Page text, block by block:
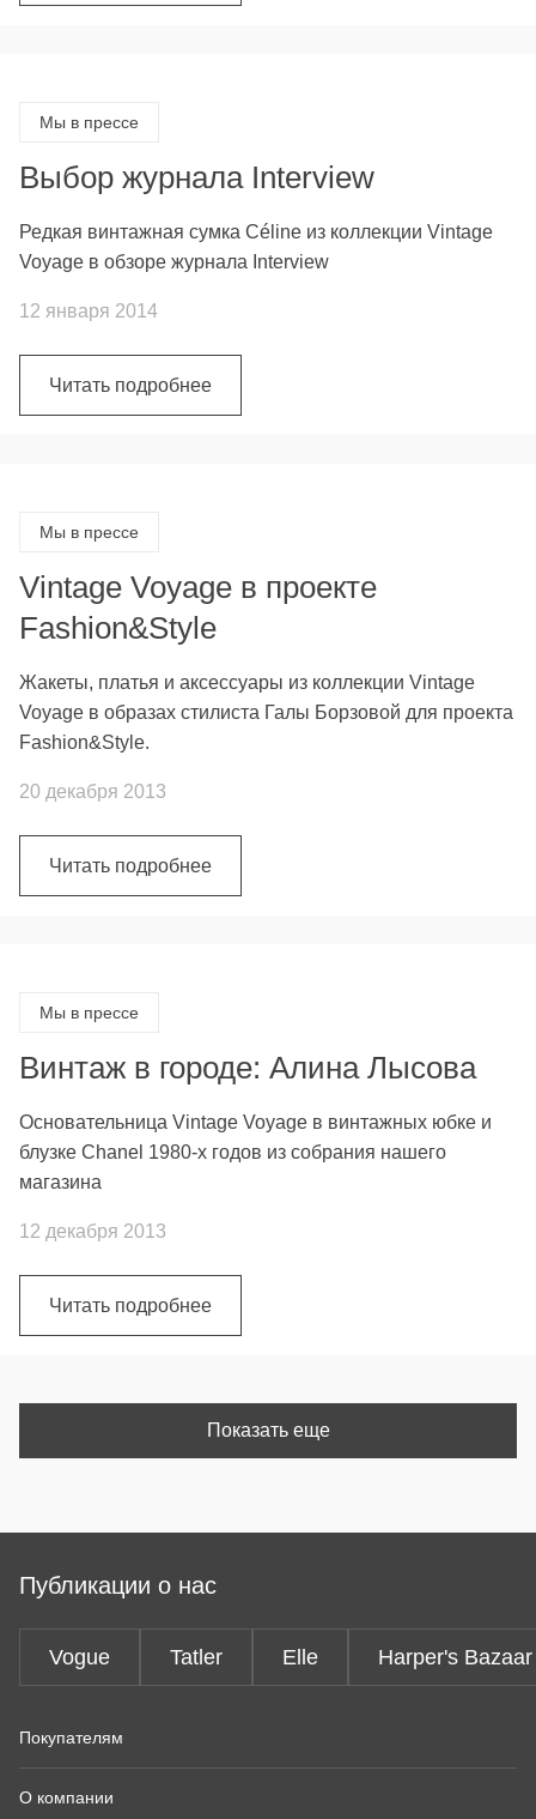
Мы в прессе
Выбор журнала Interview
Редкая винтажная сумка Céline из коллекции Vintage
Voyage в обзоре журнала Interview
12 января 2014
Читать подробнее
Мы в прессе
Vintage Voyage в проекте
Fashion&Style
Жакеты, платья и аксессуары из коллекции Vintage
Voyage в образах стилиста Галы Борзовой для проекта
Fashion&Style.
20 декабря 2013
Читать подробнее
Мы в прессе
Винтаж в городе: Алина Лысова
Основательница Vintage Voyage в винтажных юбке и
блузке Chanel 1980-х годов из собрания нашего
магазина
12 декабря 2013
Читать подробнее
Показать еще
Публикации о нас
Vogue Tatler Elle Harper's Bazaar
Покупателям
О компании